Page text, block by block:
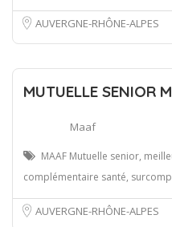
AUVERGNE-RHÔNE-ALPES
MUTUELLE SENIOR
Maaf
MAAF Mutuelle senior,
complémentaire santé,
AUVERGNE-RHÔNE-ALPES